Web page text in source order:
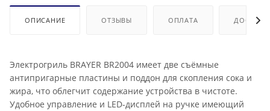
ОПИСАНИЕ ОТЗЫВЫ ОПЛАТА
Электрогриль BRAYER BR2004 имеет две съёмные
антипригарные пластины и поддон для скопления сока и
жира, что облегчит содержание устройства в чистоте.
Удобное управление и LED-дисплей на ручке имеющий